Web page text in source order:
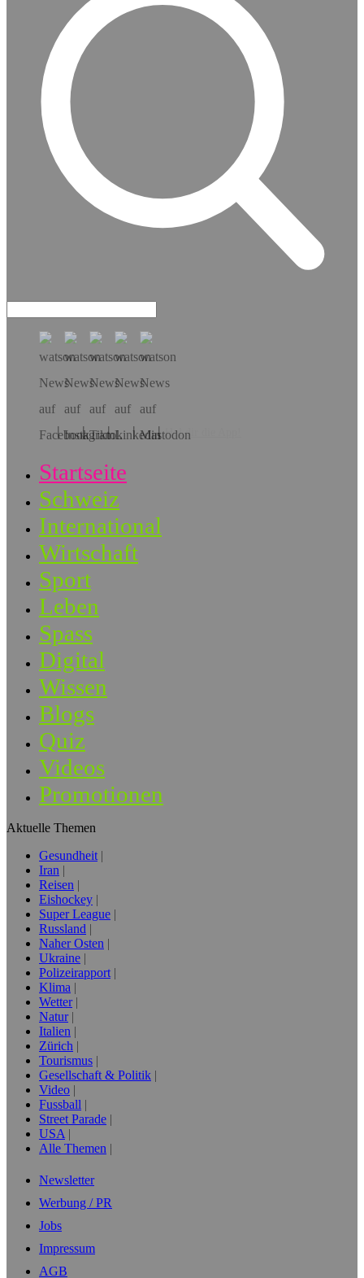
Hol dir die App!
Startseite
Schweiz
International
Wirtschaft
Sport
Leben
Spass
Digital
Wissen
Blogs
Quiz
Videos
Promotionen
Aktuelle Themen
Gesundheit
Iran
Reisen
Eishockey
Super League
Russland
Naher Osten
Ukraine
Polizeirapport
Klima
Wetter
Natur
Italien
Zürich
Tourismus
Gesellschaft & Politik
Video
Fussball
Street Parade
USA
Alle Themen
Newsletter
Werbung / PR
Jobs
Impressum
AGB